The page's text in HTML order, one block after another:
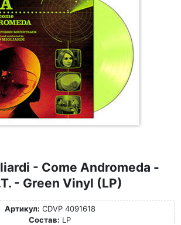
- Come Andromeda -
- Green Vinyl (LP)
Артикул: CDVP 4091618
Состав: LP